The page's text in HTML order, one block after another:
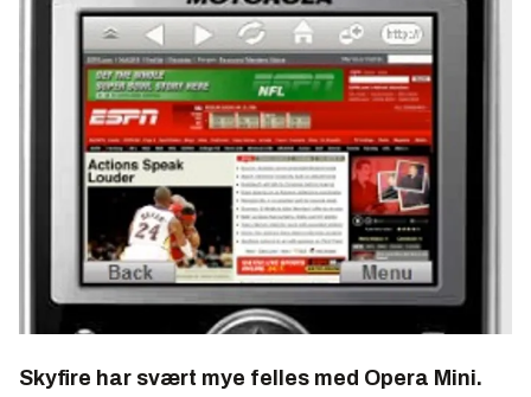
Skyfire har svært mye felles med Opera Mini.